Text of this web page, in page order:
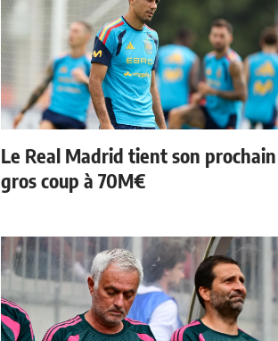
Le Real Madrid tient son prochain
gros coup à 70M€